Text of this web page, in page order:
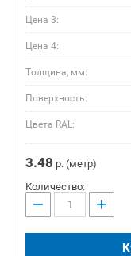
Цена 3:
Цена 4:
Толщина, мм:
Поверхность:
Цвета RAL:
3.48 р. (метр)
Количество:
− +